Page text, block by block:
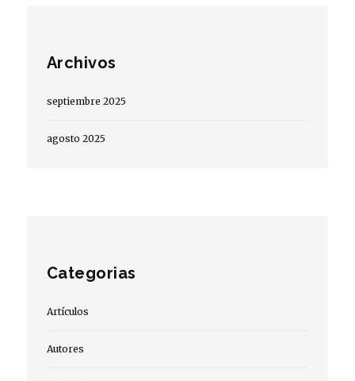
Archivos
septiembre 2025
agosto 2025
Categorias
Artículos
Autores